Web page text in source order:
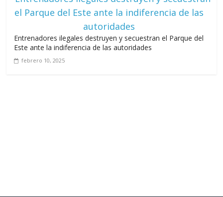
Entrenadores ilegales destruyen y secuestran el Parque del
Este ante la indiferencia de las autoridades
febrero 10, 2025